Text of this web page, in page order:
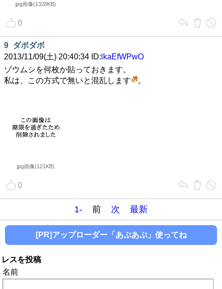
jpg画像(1328KB)
0
9 ダボダボ
2013/11/09(土) 20:40:34 ID: lkaEfWPwO
ゾウムシを何枚か貼っておきます。
私は、この方式で無いと混乱します
。
jpg画像(121KB)
0
1- 前 次 最新
[PR]アップローダー「あぷあぷ」使ってね
レスを投稿
名前